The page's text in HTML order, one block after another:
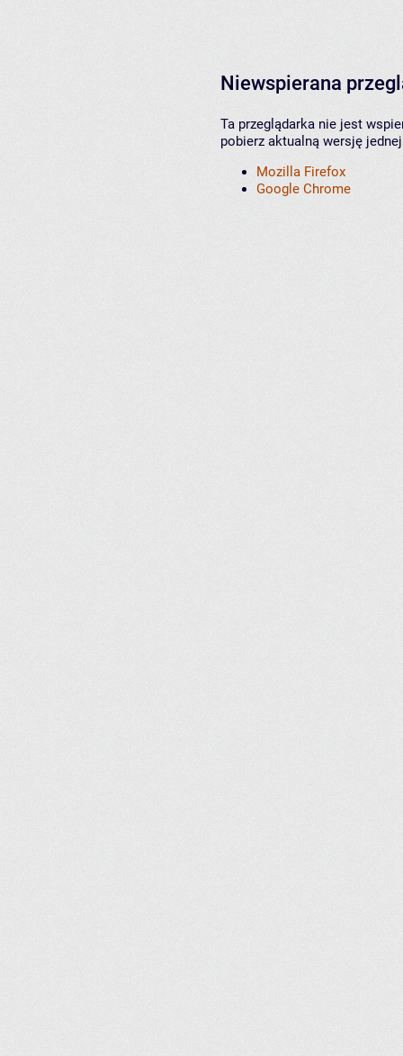
Niewspierana
Ta przeglądarka nie jest
pobierz aktualną wersję
Mozilla Firefox
Google Chrome